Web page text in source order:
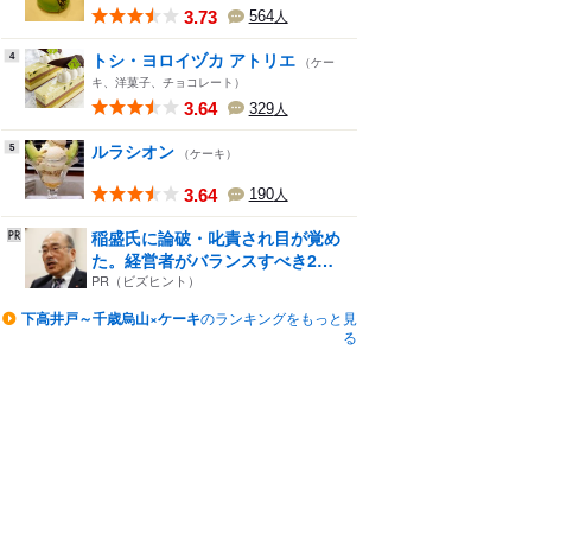
3.73 564人
4 トシ・ヨロイヅカ アトリエ （ケー
キ、洋菓子、チョコレート）
3.64 329人
5 ルラシオン （ケーキ）
3.64 190人
稲盛氏に論破・叱責され目が覚め
た。経営者がバランスすべき2
つ...
PR（ビズヒント）
下高井戸～千歳烏山×ケーキのランキングをもっと見
る